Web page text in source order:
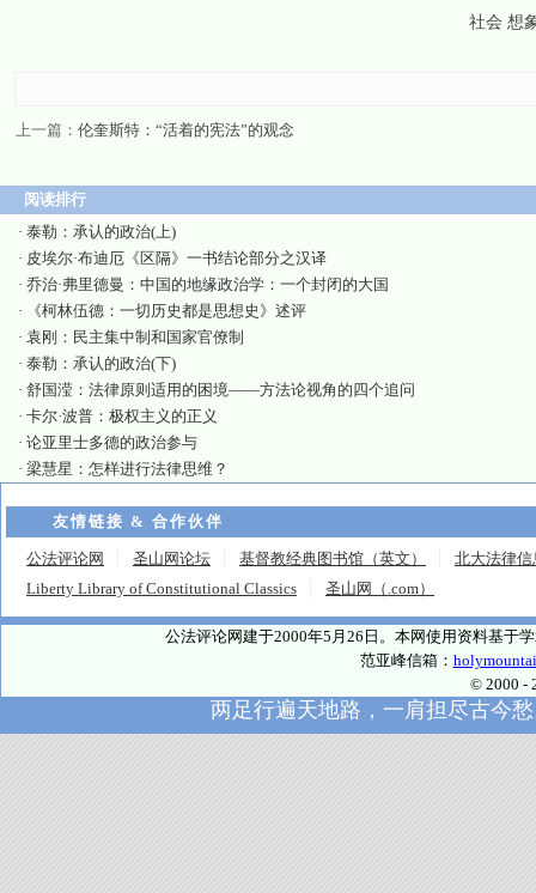
社会 想
上一篇： 伦奎斯特：“活着的宪法”的观念
阅读排行
· 泰勒：承认的政治(上)
· 皮埃尔·布迪厄《区隔》一书结论部分之汉译
· 乔治·弗里德曼：中国的地缘政治学：一个封闭的大国
·
《柯林伍德：一切历史都是思想史》述评
· 袁刚：民主集中制和国家官僚制
· 泰勒：承认的政治(下)
· 舒国滢：法律原则适用的困境——方法论视角的四个追问
· 卡尔·波普：极权主义的正义
· 论亚里士多德的政治参与
· 梁慧星：怎样进行法律思维？
友情链接 & 合作伙伴
公法评论网 圣山网论坛 基督教经典图书馆（英文）
北大法律信
Liberty Library of Constitutional Classics
圣山网（.com）
公法评论网建于2000年5月26日。本网使用资料基于
范亚峰信箱：
© 2000 -
两足行遍天地路，一肩担尽古今